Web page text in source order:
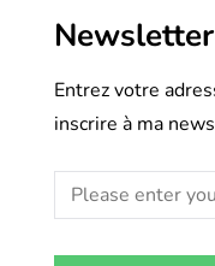
Newsletter
Entrez votre
inscrire à ma